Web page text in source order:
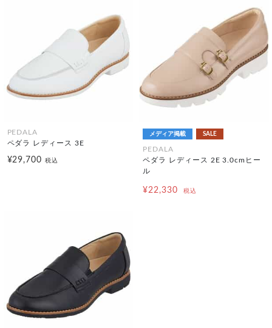
PEDALA
ペダラ レディース 3E
¥29,700税込
メディア掲載 SALE
PEDALA
ペダラ レディース 2E 3.0cmヒー
ル
¥22,330 税込